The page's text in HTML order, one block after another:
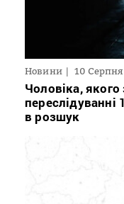
Новини 10 Серпня
Чоловіка,
переслідуванні
в розшук